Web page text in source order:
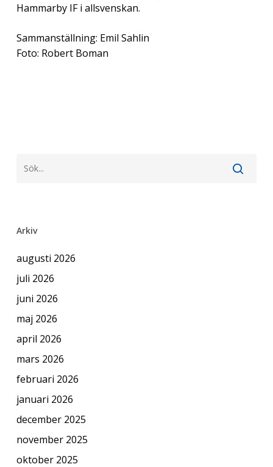
Hammarby IF i allsvenskan.
Sammanställning: Emil Sahlin
Foto: Robert Boman
Arkiv
augusti 2026
juli 2026
juni 2026
maj 2026
april 2026
mars 2026
februari 2026
januari 2026
december 2025
november 2025
oktober 2025